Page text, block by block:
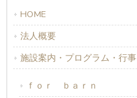
HOME
法人概要
施設案内・プログラム・行事
ｆｏｒ ｂａｒｎ